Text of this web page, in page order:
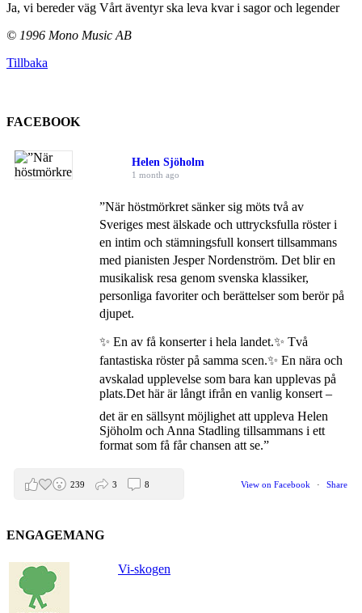
Ja, vi bereder väg Vårt äventyr ska leva kvar i sagor och legender
© 1996 Mono Music AB
Tillbaka
FACEBOOK
Helen Sjöholm
1 month ago
”När höstmörkret sänker sig möts två av
Sveriges mest älskade och uttrycksfulla röster i
en intim och stämningsfull konsert tillsammans
med pianisten Jesper Nordenström. Det blir en
musikalisk resa genom svenska klassiker,
personliga favoriter och berättelser som berör på
djupet.
✨ En av få konserter i hela landet.✨ Två
fantastiska röster på samma scen.✨ En nära och
avskalad upplevelse som bara kan upplevas på
plats.Det här är långt ifrån en vanlig konsert –
det är en sällsynt möjlighet att uppleva Helen
Sjöholm och Anna Stadling tillsammans i ett
format som få får chansen att se.”
View on Facebook · Share
239 3 8
ENGAGEMANG
Vi-skogen